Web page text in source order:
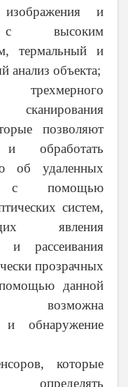
изображения и
высоким
термальный и
анализ объекта;
сканирования
позволяют
обработать
об удаленных
с помощью
систем,
явления
и рассеивания
прозрачных
данной
возможна
и обнаружение
которые
определять